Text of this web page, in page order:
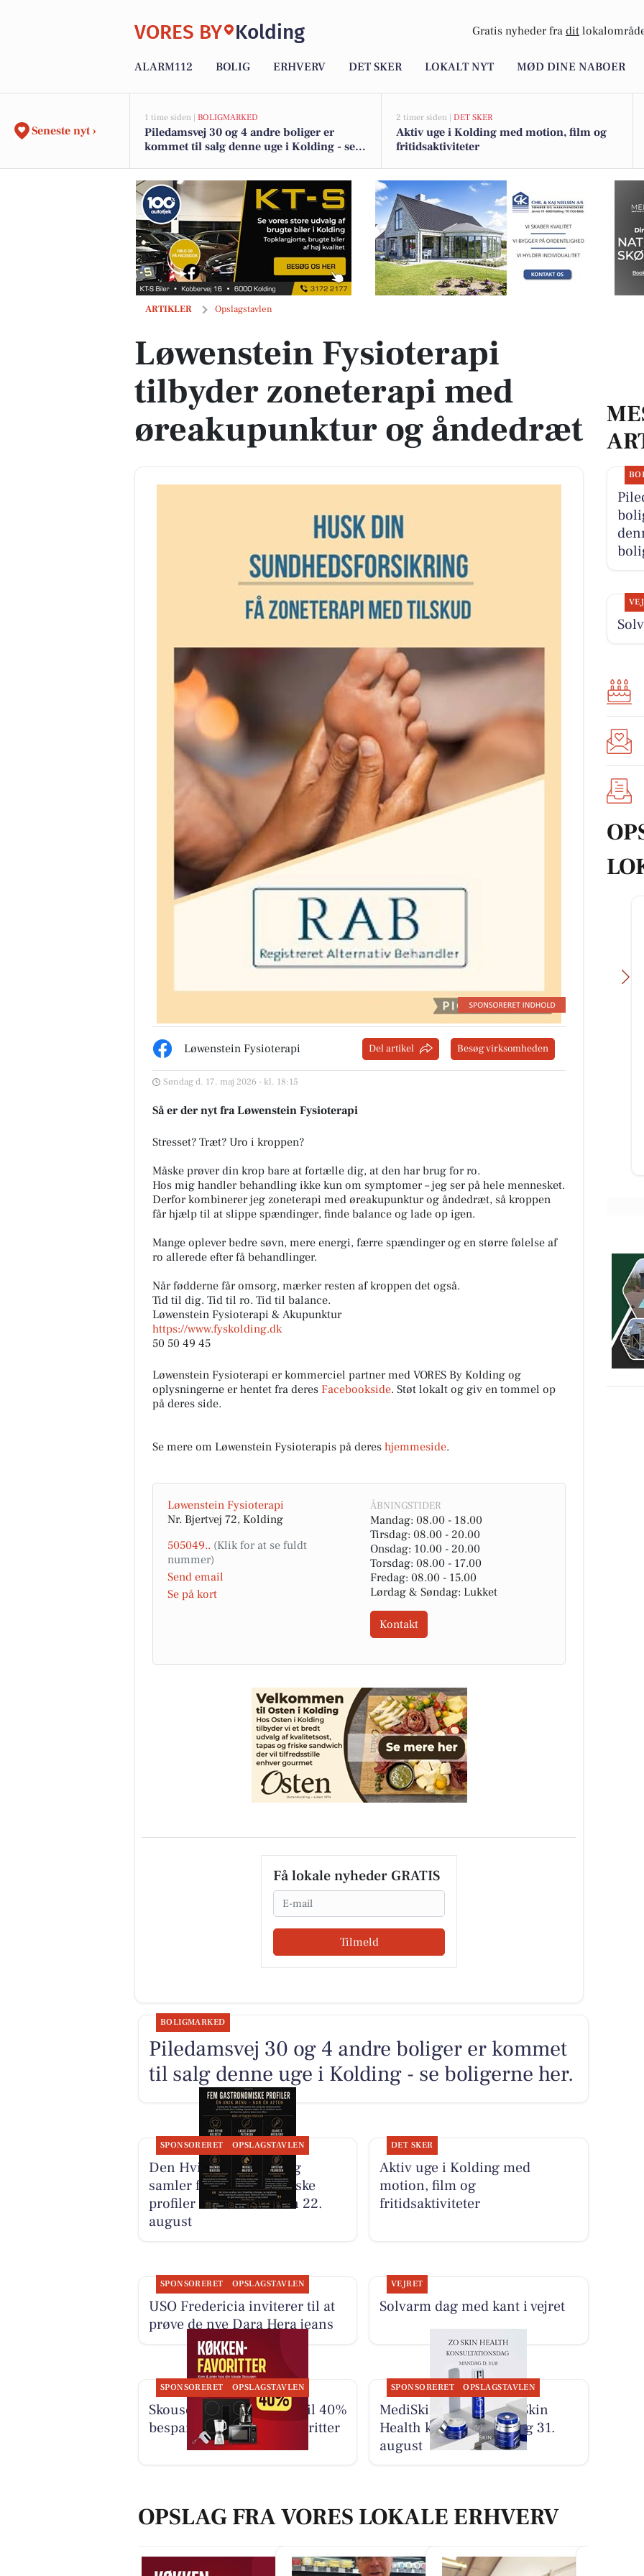
VORES BY Kolding Gratis nyheder fra dit
ALARM112 BOLIG ERHVERV DET SKER LOKALT NYT MØD DINE NABOER
Seneste nyt ›
1 time siden | BOLIGMARKED
Piledamsvej 30 og 4 andre boliger er
kommet til salg denne uge i Kolding - se
2 timer siden | DET SKER
Aktiv uge i Kolding med motion, film og
fritidsaktiviteter
ARTIKLER Opslagstavlen
Løwenstein Fysioterapi tilbyder zoneterapi med øreakupunktur og åndedræt
Løwenstein Fysioterapi
tilbyder zoneterapi med
øreakupunktur og åndedræt
Løwenstein Fysioterapi Del artikel Besøg virksomheden
Søndag d. 17. maj 2026 - kl. 18:15
Så er der nyt fra Løwenstein Fysioterapi
Stresset? Træt? Uro i kroppen?
Måske prøver din krop bare at fortælle dig, at den har brug for ro.
Hos mig handler behandling ikke kun om symptomer – jeg ser på hele mennesket.
Derfor kombinerer jeg zoneterapi med øreakupunktur og åndedræt, så kroppen
får hjælp til at slippe spændinger, finde balance og lade op igen.
Mange oplever bedre søvn, mere energi, færre spændinger og en større følelse af
ro allerede efter få behandlinger.
Når fødderne får omsorg, mærker resten af kroppen det også.
Tid til dig. Tid til ro. Tid til balance.
Løwenstein Fysioterapi & Akupunktur
https://www.fyskolding.dk
50 50 49 45
Løwenstein Fysioterapi er kommerciel partner med VORES By Kolding og
oplysningerne er hentet fra deres Facebookside. Støt lokalt og giv en tommel op
på deres side.
Se mere om Løwenstein Fysioterapis på deres hjemmeside.
Løwenstein Fysioterapi
Nr. Bjertvej 72, Kolding
505049..
Send email
Se på kort
ÅBNINGSTIDER
Mandag: 08.00 - 18.00
Tirsdag: 08.00 - 20.00
Onsdag: 10.00 - 20.00
Torsdag: 08.00 - 17.00
Fredag: 08.00 - 15.00
Lørdag & Søndag: Lukket
Kontakt
Få lokale nyheder GRATIS
Email
Tilmeld
✨ Vi gentager succesen - ZO Skin
MediSkin✨ Mandag d. 31/8 får vi
igen besøg af søde Simone fra Z...
Skousen Kolding
BOLIGMARKED
Piledamsvej 30 og 4 andre boliger er kommet
til salg denne uge i Kolding - se boligerne her.
SPONSORERET OPSLAGSTAVLEN
Den Hvide Hest Kolding
samler fem gastronomiske
profiler til én menu den 22.
august
DET SKER
Aktiv uge i Kolding med
motion, film og
fritidsaktiviteter
SPONSORERET OPSLAGSTAVLEN
USO Fredericia inviterer til at
prøve de nye Dara Hera jeans
VEJRET
Solvarm dag med kant i vejret
SPONSORERET OPSLAGSTAVLEN
Skousen Kolding har op til 40%
besparelse på køkkenfavoritter
SPONSORERET OPSLAGSTAVLEN
MediSkin gentager ZO Skin
Health konsultationsdag 31.
august
OPSLAG FRA VORES LOKALE ERHVERV